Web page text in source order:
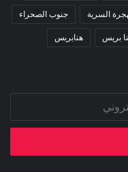
السرية جنوب الصحراء
بريس هنابريس